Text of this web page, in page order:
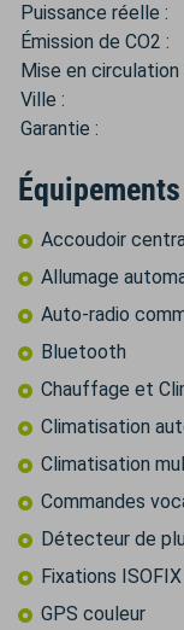
Puissance réelle :
Émission de CO2 :
Mise en circulation
Ville :
Garantie :
Accoudoir
Allumage
Auto-radio
Bluetooth
Chauffage et
Climatisation
Climatisation
Commandes
Détecteur de
Fixations ISOFIX
GPS couleur